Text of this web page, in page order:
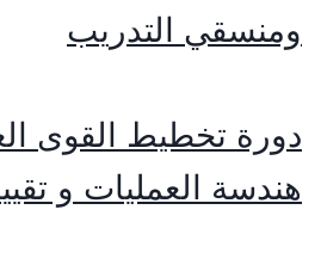
ومنسقي التدريب
دورة تخطيط القوى
هندسة العمليات و